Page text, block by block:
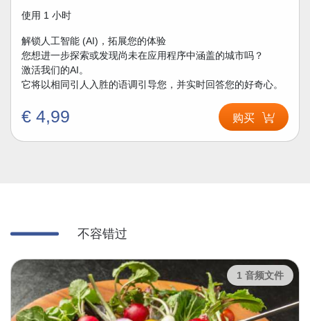
使用 1 小时
解锁人工智能 (AI)，拓展您的体验
您想进一步探索或发现尚未在应用程序中涵盖的城市吗？
激活我们的AI。
它将以相同引人入胜的语调引导您，并实时回答您的好奇心。
€ 4,99 购买
不容错过
1 音频文件